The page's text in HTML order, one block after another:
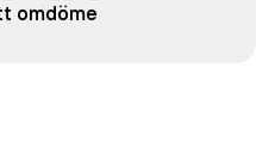
omdöme